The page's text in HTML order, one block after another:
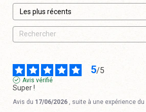
5/5
Avis vérifié
Super !
Avis du 17/06/2026 , suite à une expérience du